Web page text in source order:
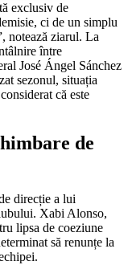
exclusiv de
ci de un simplu
notează ziarul. La
între
José Ángel Sánchez
sezonul, situația
că este
de
direcție a lui
Xabi Alonso,
lipsa de coeziune
să renunțe la